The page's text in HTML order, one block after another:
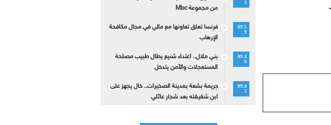
3
من مجموعة Mbc
09:5
9
فرنسا تعلق تعاونها مع مالي في مجال مكافحة
الإرهاب
09:4
9
بني ملال.. اعتداء شنيع يطال طبيب مصلحة
المستعجلات والأمن يتدخل
09:4
5
جريمة بشعة بمدينة الصخيرات.. خال يجهز على
ابن شقيقته بعد شجار عائلي